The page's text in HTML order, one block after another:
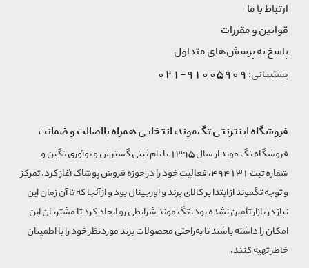
ارتباط با ما
قوانین و مقررات
پاسخ به پرسش‌های متداول
پشتیبانی:91005909-021
فروشگاه اینترنتی تگ‌موند، انتخابی همراه بااصالت و ضمانت
فروشگاه تگ موند از سال 1395 با نام ثبتی گسترش و نوآوری تگین و
شماره ثبت 494131، فعالیت خود را در حوزه فروش پوشاک آغاز کرد. تمرکز
و توجه تگموند از ابتدا بر کالای برند و اورجینال بود و از آنجا که تا آن زمان این
نیاز در بازار تأمین نشده بود، تگ موند شرایطی رو ایجاد کرد تا مشتریان این
امکان را داشته باشند تا به‌راحتی محصولات برند مورد‌نظر خود را با اطمینان
خاطر تهیه کنند.